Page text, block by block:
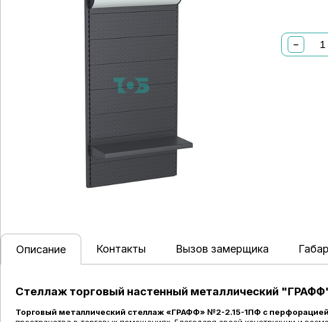
−
Описание Контакты Вызов замерщика
Стеллаж торговый настенный металлический
Торговый металлический стеллаж «ГРАФФ» №2-2.15-1ПФ с